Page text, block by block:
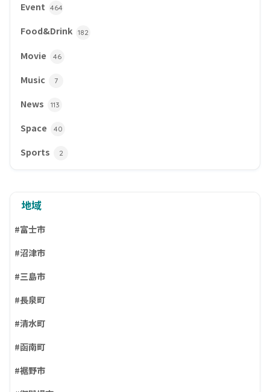
Event 464
Food&Drink 182
Movie 46
Music 7
News 113
Space 40
Sports 2
地域
#富士市
#沼津市
#三島市
#長泉町
#清水町
#函南町
#裾野市